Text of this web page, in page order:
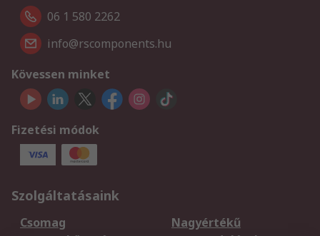
06 1 580 2262
info@rscomponents.hu
Kövessen minket
Fizetési módok
Szolgáltatásaink
Csomag
Nagyértékű